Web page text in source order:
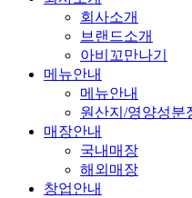
회사소개
브랜드소개
아비꼬만나기
메뉴안내
메뉴안내
원산지/영양성분
매장안내
국내매장
해외매장
창업안내